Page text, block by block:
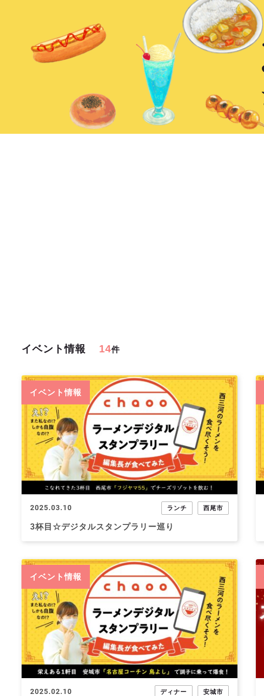
イベント情報 14件
イベント情報
2025.03.10 ランチ 西尾市
3杯目☆デジタルスタンプラリー巡り
イベント情報
2025.02.10 ディナー 安城市